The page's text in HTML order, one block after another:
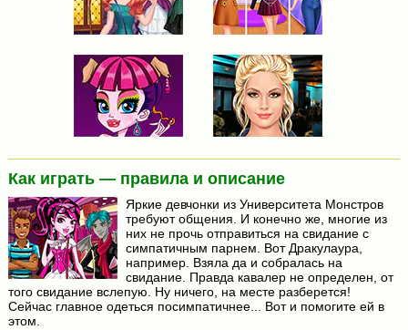
Как играть — правила и описание
Яркие девчонки из Университета Монстров
требуют общения. И конечно же, многие из
них не прочь отправиться на свидание с
симпатичным парнем. Вот Дракулаура,
например. Взяла да и собралась на
свидание. Правда кавалер не определен, от
того свидание вслепую. Ну ничего, на месте разберется!
Сейчас главное одеться посимпатичнее... Вот и помогите ей в
этом.